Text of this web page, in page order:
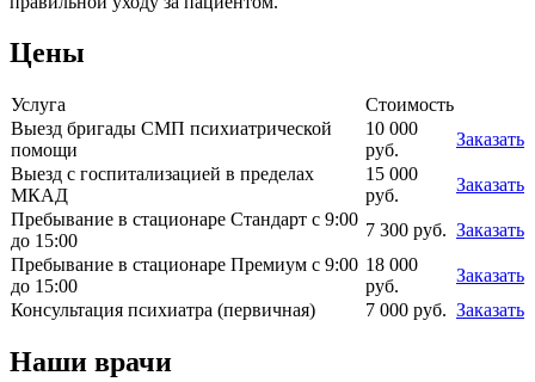
Цены
Услуга
Стоимость
Выезд бригады СМП психиатрической
помощи
10 000
руб.
Заказать
Выезд с госпитализацией в пределах
МКАД
15 000
руб.
Заказать
Пребывание в стационаре Стандарт с 9:00
до 15:00
7 300 руб. Заказать
Пребывание в стационаре Премиум с 9:00
до 15:00
18 000
руб.
Заказать
Консультация психиатра (первичная)
7 000 руб. Заказать
Наши врачи